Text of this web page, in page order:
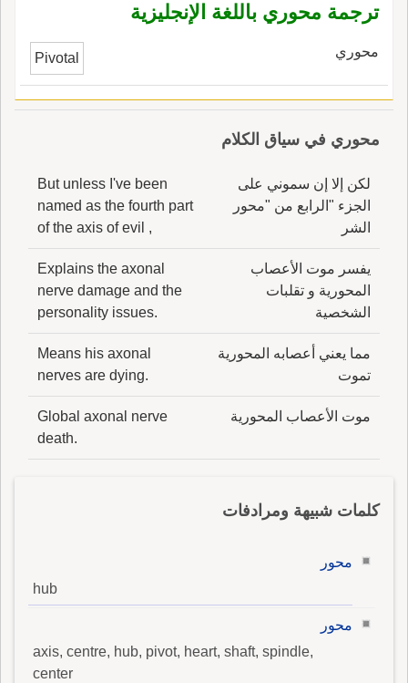
ترجمة محوري باللغة الإنجليزية
محوري Pivotal
محوري في سياق الكلام
لكن إلا إن سموني على
الجزء "الرابع من "محور
الشر
But unless I've been
named as the fourth part
of the axis of evil ,
يفسر موت الأعصاب
المحورية و تقلبات
الشخصية
Explains the axonal
nerve damage and the
personality issues.
مما يعني أعصابه المحورية
تموت
Means his axonal
nerves are dying.
موت الأعصاب المحورية
Global axonal nerve
death.
كلمات شبيهة ومرادفات
محور
hub
محور
axis, centre, hub, pivot, heart, shaft, spindle,
center